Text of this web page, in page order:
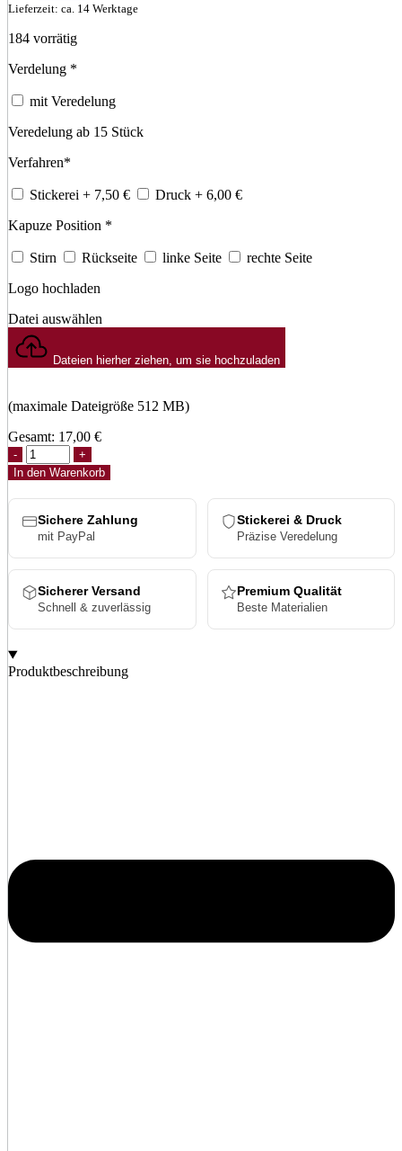
Lieferzeit: ca. 14 Werktage
184 vorrätig
Verdelung *
mit Veredelung
Veredelung ab 15 Stück
Verfahren*
Stickerei + 7,50 € Druck + 6,00 €
Kapuze Position *
Stirn Rückseite linke Seite
rechte Seite
Logo hochladen
Datei auswählen
Dateien hierher ziehen, um sie hochzuladen
(maximale Dateigröße 512 MB)
Gesamt: 17,00 €
Flexfit
Bamboo
Cap
Menge
In den Warenkorb
Sichere Zahlung
mit PayPal
Stickerei & Druck
Präzise Veredelung
Sicherer Versand
Schnell & zuverlässig
Premium Qualität
Beste Materialien
Produktbeschreibung